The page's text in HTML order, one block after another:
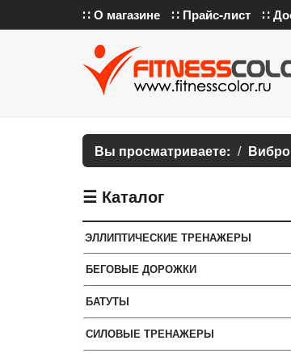
∷ О магазине ∷ Прайс-лист ∷
Вы просматриваете:
☰ Каталог
ЭЛЛИПТИЧЕСКИЕ ТРЕНАЖЕРЫ
БЕГОВЫЕ ДОРОЖКИ
БАТУТЫ
СИЛОВЫЕ ТРЕНАЖЕРЫ